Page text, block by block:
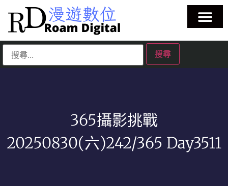
365攝影挑戰
20250830(六)242/365 Day3511